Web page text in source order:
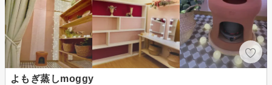
よもぎ蒸しmoggy